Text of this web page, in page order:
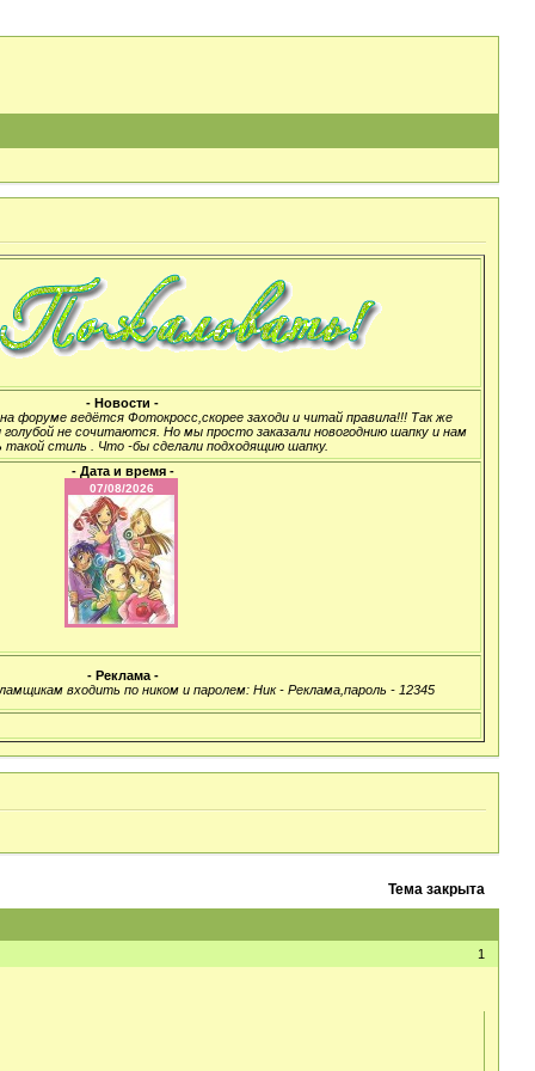
- Новости -
ведётся Фотокросс,скорее заходи и читай правила!!! Так же
не сочитаются. Но мы просто заказали новогоднию шапку и нам
такой стиль . Что -бы сделали подходящию шапку.
- Дата и время -
- Реклама -
входить по ником и паролем: Ник - Реклама,пароль - 12345
Тема закрыта
1